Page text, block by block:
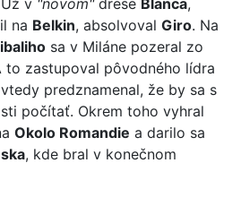
v "novom"drese Blanca,
na Belkin, absolvoval Giro. Na
sa v Miláne pozeral zo
to zastupoval pôvodného lídra
predznamenal, že by sa s
počítať. Okrem toho vyhral
Okolo Romandie a darilo sa
, kde bral v konečnom